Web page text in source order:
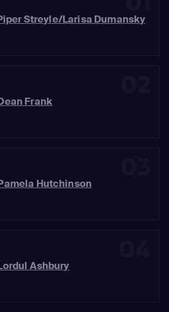
Streyle/Larisa Dumansky
Frank
Hutchinson
Ashbury